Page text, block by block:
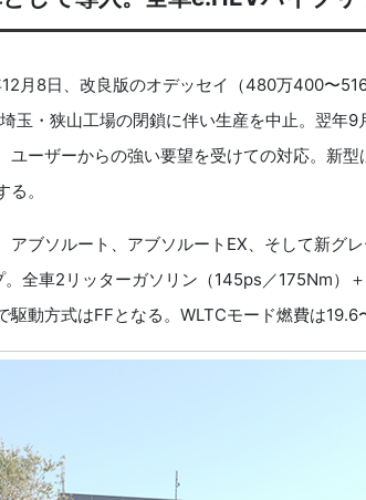
月8日、改良版のオデッセイ（480万400〜
玉・狭山工場の閉鎖に伴い生産を中止。翌年9
ーザーからの強い要望を受けての対応。新
。
ブソルート、アブソルートEX、そして新グ
。全車2リッターガソリン（145ps／175Nm）
駆動方式はFFとなる。WLTCモード燃費は19.6